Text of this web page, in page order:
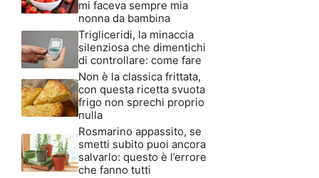
mi faceva sempre mia
nonna da bambina
Trigliceridi, la minaccia
silenziosa che dimentichi
di controllare: come fare
Non è la classica frittata,
con questa ricetta svuota
frigo non sprechi proprio
nulla
Rosmarino appassito, se
smetti subito puoi ancora
salvarlo: questo è l’errore
che fanno tutti